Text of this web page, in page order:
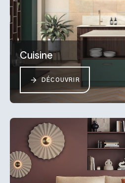
Cuisine
DÉCOUVRIR